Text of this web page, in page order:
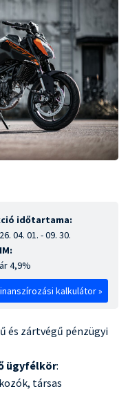
időtartama:
04. 01. - 09. 30.
4,9%
kalkulátor »
és zártvégű pénzügyi
ügyfélkör:
társas